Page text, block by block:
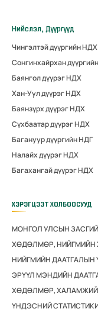
Нийслэл, Дүүргүүд
Чингэлтэй дүүргийн НДХ
Сонгинхайрхан
Баянгол дүүрэг НДХ
Хан-Уул дүүрэг НДХ
Баянзүрх дүүрэг НДХ
Сүхбаатар дүүрэг НДХ
Багануур дүүргийн НДГ
Налайх дүүрэг НДХ
Багахангай дүүрэг НДХ
ХЭРЭГЦЭЭТ ХОЛБООСУУД
МОНГОЛ УЛСЫН
ХӨДӨЛМӨР,
НИЙГМИЙН
ЭРҮҮЛ МЭНДИЙН
ХӨДӨЛМӨР,
ҮНДЭСНИЙ